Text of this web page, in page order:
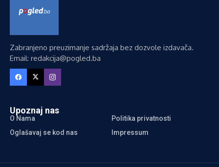
Zabranjeno preuzimanje sadržaja bez dozvole izdavača.
Email: redakcija@pogled.ba
Upoznaj nas
O Nama
Politika privatnosti
Oglašavaj se kod nas
Impressum